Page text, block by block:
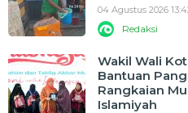
04 Agustus 2026
Redaksi
Wakil Wali
Bantuan
Rangkaian
Islamiyah